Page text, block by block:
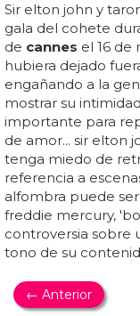
Sir elton john y
gala del cohete
de cannes el 16 de
hubiera dejado
engañando a la
mostrar su
importante para
de amor... sir elton
tenga miedo de
referencia a
alfombra puede
freddie mercury,
controversia sobre
tono de su
← Anterior